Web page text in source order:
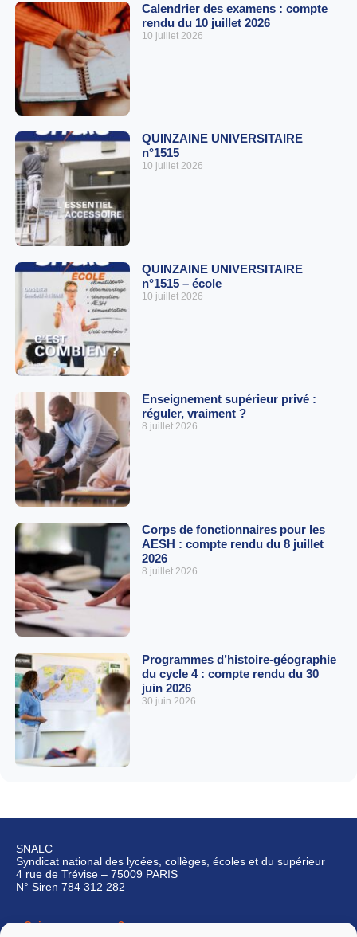
Calendrier des examens : compte
rendu du 10 juillet 2026
10 juillet 2026
QUINZAINE UNIVERSITAIRE
n°1515
10 juillet 2026
QUINZAINE UNIVERSITAIRE
n°1515 – école
10 juillet 2026
Enseignement supérieur privé :
réguler, vraiment ?
8 juillet 2026
Corps de fonctionnaires pour les
AESH : compte rendu du 8 juillet
2026
8 juillet 2026
Programmes d’histoire-géographie
du cycle 4 : compte rendu du 30
juin 2026
30 juin 2026
SNALC
Syndicat national des lycées, collèges, écoles et du supérieur
4 rue de Trévise – 75009 PARIS
N° Siren 784 312 282
Qui sommes-nous ?